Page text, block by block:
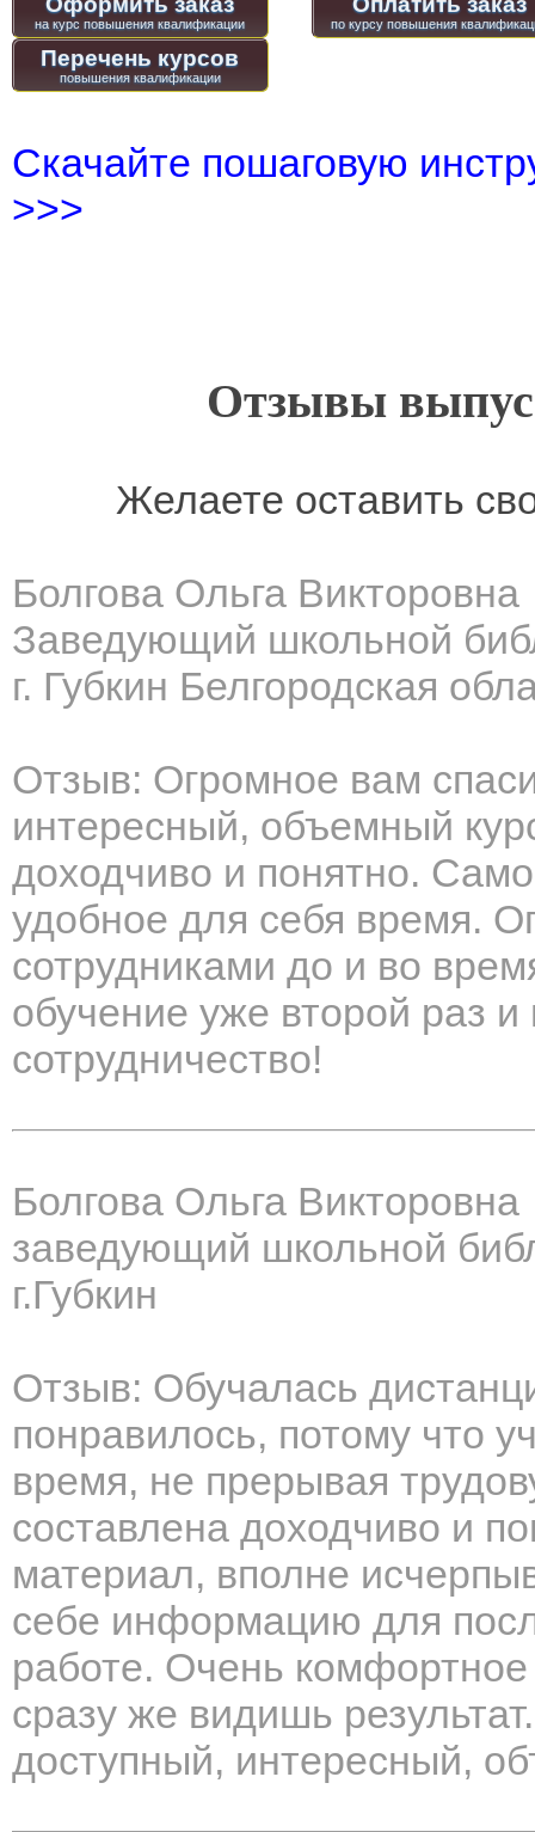
Перечень курсов
повышения квалификации
Скачайте пошаговую
>>>
Отзывы
Желаете оставить
Болгова Ольга Викторовна
Заведующий школьной
г. Губкин Белгородская
Отзыв: Огромное вам
интересный, объемный
доходчиво и понятно.
удобное для себя время.
сотрудниками до и во
обучение уже второй раз
сотрудничество!
Болгова Ольга Викторовна
заведующий школьной
г.Губкин
Отзыв: Обучалась
понравилось, потому что
время, не прерывая
составлена доходчиво и
материал, вполне
себе информацию для
работе. Очень
сразу же видишь
доступный, интересный,